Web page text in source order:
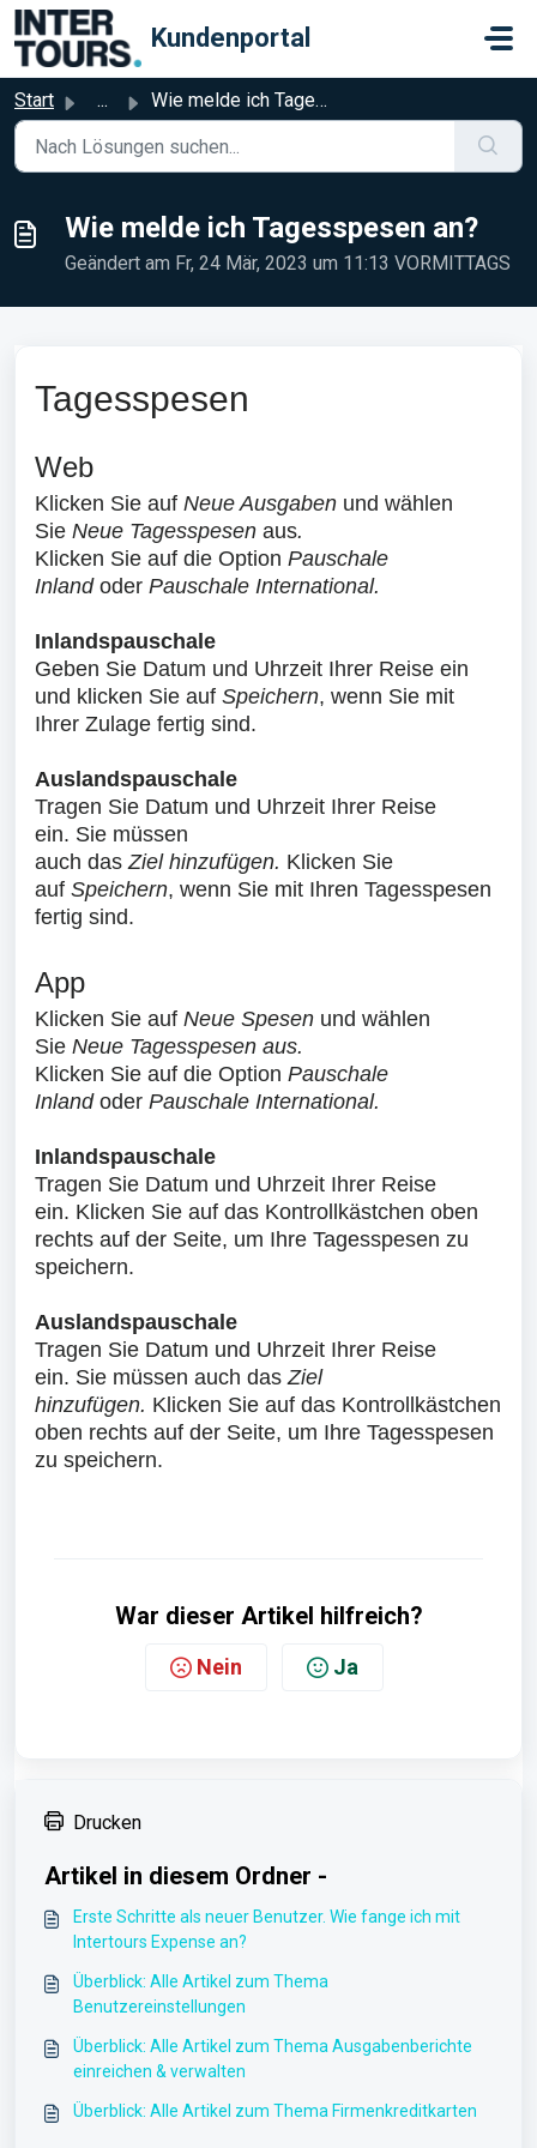
Zum hauptsächlichen Inhalt gehen
Kundenportal
Start ... Wie melde ich Tagesspesen an?
Wie melde ich Tagesspesen an?
Geändert am Fr, 24 Mär, 2023 um 11:13 VORMITTAGS
Tagesspesen
Web
Klicken Sie auf Neue Ausgaben und wählen
Sie Neue Tagesspesen aus.
Klicken Sie auf die Option Pauschale
Inland oder Pauschale International.
Inlandspauschale
Geben Sie Datum und Uhrzeit Ihrer Reise ein
und klicken Sie auf Speichern, wenn Sie mit
Ihrer Zulage fertig sind.
Auslandspauschale
Tragen Sie Datum und Uhrzeit Ihrer Reise
ein. Sie müssen
auch dasZiel hinzufügen. Klicken Sie
auf Speichern, wenn Sie mit Ihren Tagesspesen
fertig sind.
App
Klicken Sie auf Neue Spesen und wählen
Sie Neue Tagesspesen aus.
Klicken Sie auf die Option Pauschale
Inland oder Pauschale International.
Inlandspauschale
Tragen Sie Datum und Uhrzeit Ihrer Reise
ein. Klicken Sie auf das Kontrollkästchen oben
rechts auf der Seite, um Ihre Tagesspesen zu
speichern.
Auslandspauschale
Tragen Sie Datum und Uhrzeit Ihrer Reise
ein. Sie müssen auch dasZiel
hinzufügen. Klicken Sie auf das Kontrollkästchen
oben rechts auf der Seite, um Ihre Tagesspesen
zu speichern.
War dieser Artikel hilfreich?
Nein Ja
Drucken
Artikel in diesem Ordner -
Erste Schritte als neuer Benutzer. Wie fange ich mit
Intertours Expense an?
Überblick: Alle Artikel zum Thema
Benutzereinstellungen
Überblick: Alle Artikel zum Thema Ausgabenberichte
einreichen & verwalten
Überblick: Alle Artikel zum Thema Firmenkreditkarten